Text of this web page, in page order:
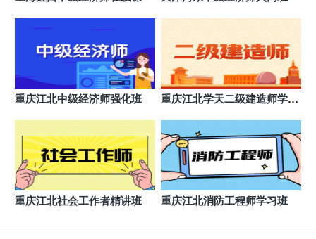
重庆江北中级经济师强化班
重庆江北学天二级建造师学习
重庆江北社会工作者精讲班 重庆江北消防工程师学习班